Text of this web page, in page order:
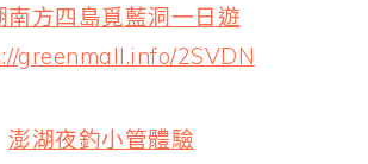
南方四島覓藍洞一日遊
greenmall.info/2SVDN
澎湖夜釣小管體驗